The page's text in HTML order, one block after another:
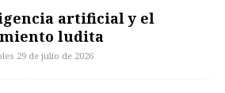
artificial y el
ludita
29 de julio de 2026